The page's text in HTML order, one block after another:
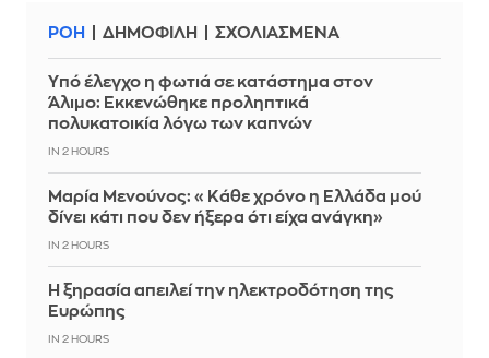
ΡΟΗ ΔΗΜΟΦΙΛΗ ΣΧΟΛΙΑΣΜΕΝΑ
Yπό έλεγχο η φωτιά σε κατάστημα στον
Άλιμο: Εκκενώθηκε προληπτικά
πολυκατοικία λόγω των καπνών
IN 2 HOURS
Μαρία Μενούνος: «Κάθε χρόνο η Ελλάδα μού
δίνει κάτι που δεν ήξερα ότι είχα ανάγκη»
IN 2 HOURS
Η ξηρασία απειλεί την ηλεκτροδότηση της
Ευρώπης
IN 2 HOURS